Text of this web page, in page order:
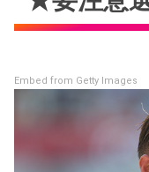
Embed from Getty Images